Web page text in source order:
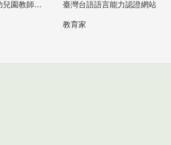
教育部高中等以下學校及幼兒園教師資格檢定考試 臺灣台語語言能力認證網站
教育家